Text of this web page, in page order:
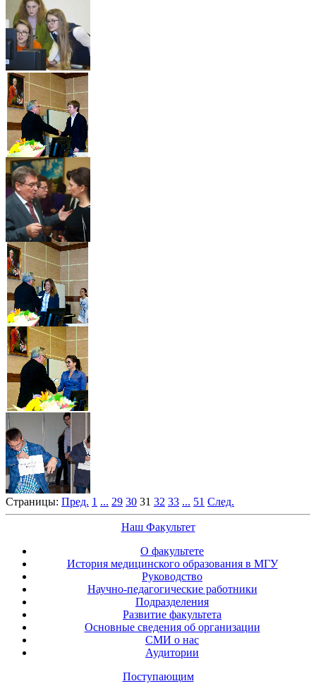
Страницы: Пред. 1 ... 29 30 31 32 33 ... 51 След.
Наш Факультет
О факультете
История медицинского образования в МГУ
Руководство
Научно-педагогические работники
Подразделения
Развитие факультета
Основные сведения об организации
СМИ о нас
Аудитории
Поступающим